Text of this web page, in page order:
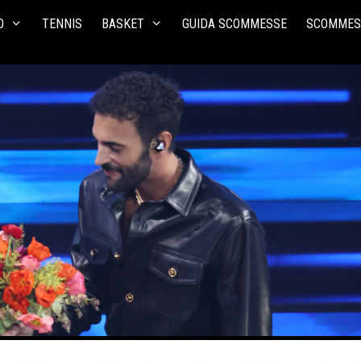
TENNIS BASKET GUIDA SCOMMESSE